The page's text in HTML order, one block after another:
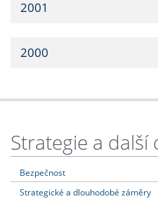
2001
2000
Strategie a
Bezpečnost
Strategické a dlouhodobé záměry